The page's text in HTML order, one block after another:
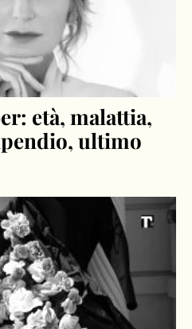
età, malattia,
ultimo